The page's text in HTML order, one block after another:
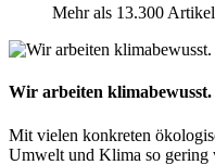
Mehr als 13.300 Artikel
Wir arbeiten klimabewusst.
Mit vielen konkreten
Umwelt und Klima so gering